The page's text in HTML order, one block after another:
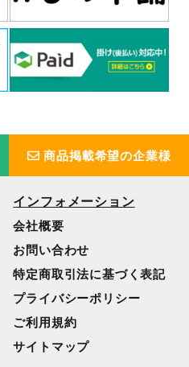
商品掲載希望の企業様
インフォメーション
会社概要
お問い合わせ
特定商取引法に基づく表記
プライバシーポリシー
ご利用規約
サイトマップ